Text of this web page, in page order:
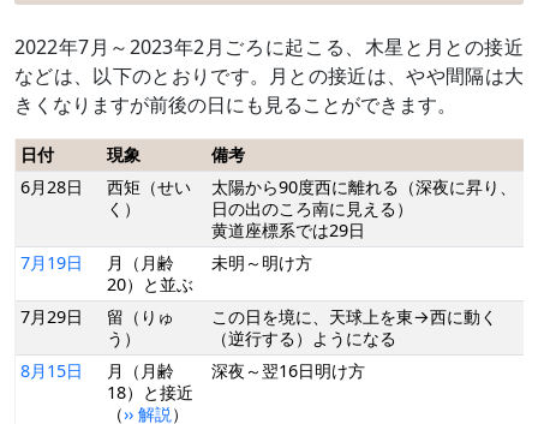
2022年7月～2023年2月ごろに起こる、木星と月との接近
などは、以下のとおりです。月との接近は、やや間隔は大
きくなりますが前後の日にも見ることができます。
日付 現象
備考
6月28日
西矩（せい
く）
太陽から90度西に離れる（深夜に昇り、
日の出のころ南に見える）
黄道座標系では29日
7月19日
月（月齢
20）と並ぶ
未明～明け方
7月29日
留（りゅ
う）
この日を境に、天球上を東→西に動く
（逆行する）ようになる
8月15日
月（月齢
18）と接近
（›› 解説 ）
深夜～翌16日明け方